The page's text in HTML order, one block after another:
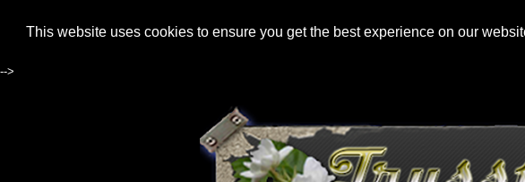
This website uses cookies to ensure you get the best experience on our
-->